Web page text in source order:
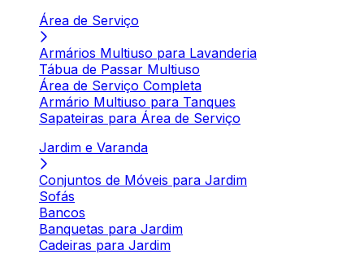
Área de Serviço
Armários Multiuso para Lavanderia
Tábua de Passar Multiuso
Área de Serviço Completa
Armário Multiuso para Tanques
Sapateiras para Área de Serviço
Jardim e Varanda
Conjuntos de Móveis para Jardim
Sofás
Bancos
Banquetas para Jardim
Cadeiras para Jardim